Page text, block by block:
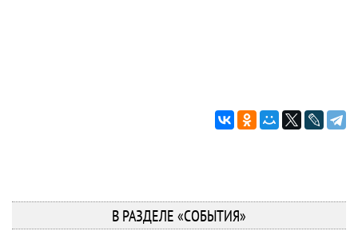
В РАЗДЕЛЕ «СОБЫТИЯ»